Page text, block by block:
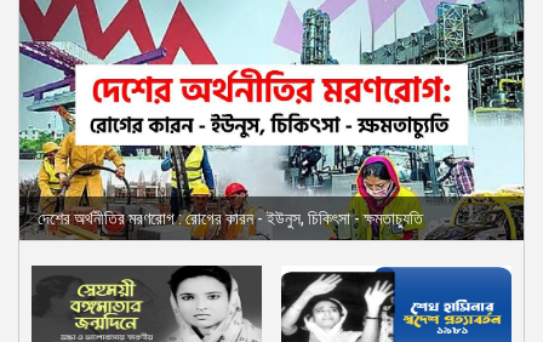
দেশের অর্থনীতির মরণরোগ : রোগের কারন - ইউনুস, চিকিৎসা - ক্ষমতাচ্যুতি